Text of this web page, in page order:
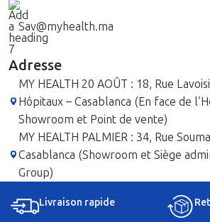
Sav@myhealth.ma
Adresse
MY HEALTH 20 AOÛT : 18, Rue
Hôpitaux – Casablanca (En face de
Showroom et Point de vente)
MY HEALTH PALMIER : 34, Rue
Casablanca (Showroom et Siège
Group)
Livraison rapide